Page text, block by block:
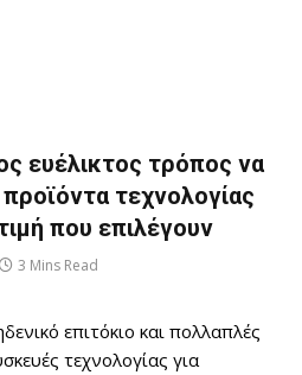
ευέλικτος τρόπος να
τεχνολογίας
που επιλέγουν
3 Mins Read
επιτόκιο και πολλαπλές
τεχνολογίας για